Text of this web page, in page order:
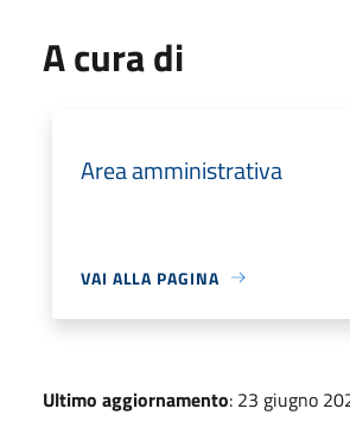
A cura di
Area amministrativa
VAI ALLA PAGINA
Ultimo aggiornamento: 23 giugno